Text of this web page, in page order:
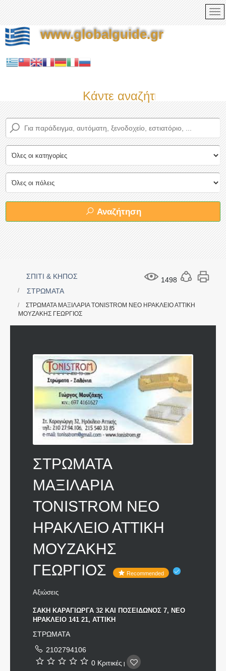
www.globalguide.gr
Κάντε αναζήτηση τώρα
Αναζήτηση
1498
ΣΠΙΤΙ & ΚΗΠΟΣ
ΣΤΡΩΜΑΤΑ
ΣΤΡΩΜΑΤΑ ΜΑΞΙΛΑΡΙΑ TONISTROM ΝΕΟ ΗΡΑΚΛΕΙΟ ΑΤΤΙΚΗ
ΜΟΥΖΑΚΗΣ ΓΕΩΡΓΙΟΣ
ΣΤΡΩΜΑΤΑ
ΜΑΞΙΛΑΡΙΑ
TONISTROM ΝΕΟ
ΗΡΑΚΛΕΙΟ ΑΤΤΙΚΗ
ΜΟΥΖΑΚΗΣ
ΓΕΩΡΓΙΟΣ
Recommended
Αξιώσεις
ΣΑΚΗ ΚΑΡΑΓΙΩΡΓΑ 32 ΚΑΙ ΠΟΣΕΙΔΩΝΟΣ 7, ΝΕΟ
ΗΡΑΚΛΕΙΟ 141 21, ΑΤΤΙΚΗ
ΣΤΡΩΜΑΤΑ
2102794106
0 Κριτικές